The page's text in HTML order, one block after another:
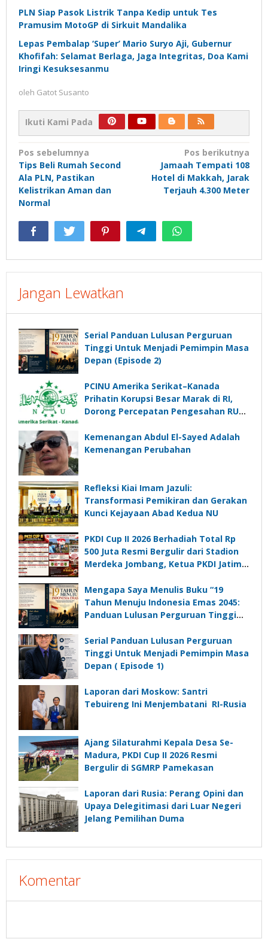
PLN Siap Pasok Listrik Tanpa Kedip untuk Tes
Pramusim MotoGP di Sirkuit Mandalika
Lepas Pembalap ‘Super’ Mario Suryo Aji, Gubernur
Khofifah: Selamat Berlaga, Jaga Integritas, Doa Kami
Iringi Kesuksesanmu
oleh Gatot Susanto
Ikuti Kami Pada
Navigasi
pos
Pos sebelumnya
Tips Beli Rumah Second
Ala PLN, Pastikan
Kelistrikan Aman dan
Normal
Pos berikutnya
Jamaah Tempati 108
Hotel di Makkah, Jarak
Terjauh 4.300 Meter
Jangan Lewatkan
Serial Panduan Lulusan Perguruan
Tinggi Untuk Menjadi Pemimpin Masa
Depan (Episode 2)
PCINU Amerika Serikat–Kanada
Prihatin Korupsi Besar Marak di RI,
Dorong Percepatan Pengesahan RUU
Kemenangan Abdul El-Sayed Adalah
Kemenangan Perubahan
Refleksi Kiai Imam Jazuli:
Transformasi Pemikiran dan Gerakan
Kunci Kejayaan Abad Kedua NU
PKDI Cup II 2026 Berhadiah Total Rp
500 Juta Resmi Bergulir dari Stadion
Merdeka Jombang, Ketua PKDI Jatim:
Komunikasi Kades untuk Memajukan
Desa
Mengapa Saya Menulis Buku “19
Tahun Menuju Indonesia Emas 2045:
Panduan Lulusan Perguruan Tinggi
Depan”?
Serial Panduan Lulusan Perguruan
Tinggi Untuk Menjadi Pemimpin Masa
Depan ( Episode 1)
Laporan dari Moskow: Santri
Tebuireng Ini Menjembatani RI-Rusia
Ajang Silaturahmi Kepala Desa Se-
Madura, PKDI Cup II 2026 Resmi
Bergulir di SGMRP Pamekasan
Laporan dari Rusia: Perang Opini dan
Upaya Delegitimasi dari Luar Negeri
Jelang Pemilihan Duma
Komentar